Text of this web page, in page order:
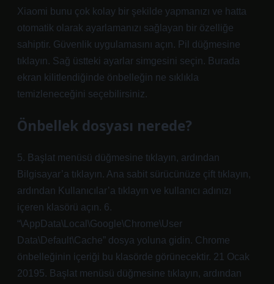
Xiaomi bunu çok kolay bir şekilde yapmanızı ve hatta
otomatik olarak ayarlamanızı sağlayan bir özelliğe
sahiptir. Güvenlik uygulamasını açın. Pil düğmesine
tıklayın. Sağ üstteki ayarlar simgesini seçin. Burada
ekran kilitlendiğinde önbelleğin ne sıklıkla
temizleneceğini seçebilirsiniz.
Önbellek dosyası nerede?
5. Başlat menüsü düğmesine tıklayın, ardından
Bilgisayar’a tıklayın. Ana sabit sürücünüze çift tıklayın,
ardından Kullanıcılar’a tıklayın ve kullanıcı adınızı
içeren klasörü açın. 6.
“\AppData\Local\Google\Chrome\User
Data\Default\Cache” dosya yoluna gidin. Chrome
önbelleğinin içeriği bu klasörde görünecektir. 21 Ocak
20195. Başlat menüsü düğmesine tıklayın, ardından